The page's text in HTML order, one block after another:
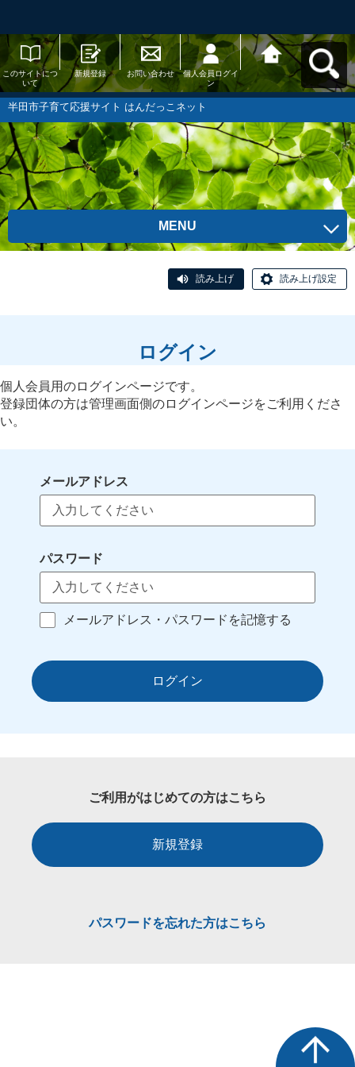
このサイトにつ
いて
新規登録 お問い合わせ
個人会員ログイ
ン
半田市子育て応
援サイト はんだ
っこネットへ戻
半田市子育て応援サイト はんだっこネット
MENU
読み上げ 読み上げ設定
ログイン
個人会員用のログインページです。
登録団体の方は管理画面側のログインページをご利用くださ
い。
メールアドレス
パスワード
メールアドレス・パスワードを記憶する
ログイン
ご利用がはじめての方はこちら
新規登録
パスワードを忘れた方はこちら